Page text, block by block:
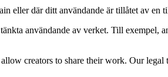
eller där ditt användande är tillåtet av en
användande av verket. Till exempel,
creators to share their work. Our legal